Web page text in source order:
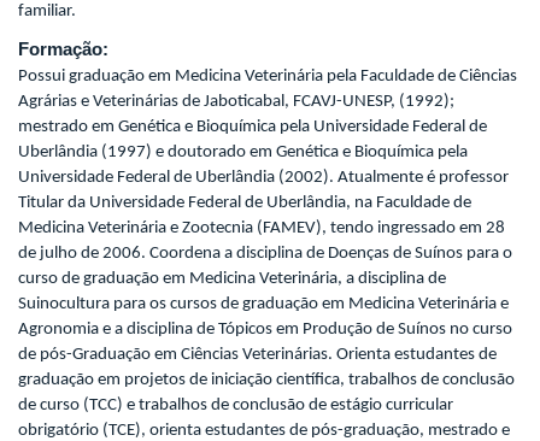
familiar.
Formação:
Possui graduação em Medicina Veterinária pela Faculdade de Ciências
Agrárias e Veterinárias de Jaboticabal, FCAVJ-UNESP, (1992);
mestrado em Genética e Bioquímica pela Universidade Federal de
Uberlândia (1997) e doutorado em Genética e Bioquímica pela
Universidade Federal de Uberlândia (2002). Atualmente é professor
Titular da Universidade Federal de Uberlândia, na Faculdade de
Medicina Veterinária e Zootecnia (FAMEV), tendo ingressado em 28
de julho de 2006. Coordena a disciplina de Doenças de Suínos para o
curso de graduação em Medicina Veterinária, a disciplina de
Suinocultura para os cursos de graduação em Medicina Veterinária e
Agronomia e a disciplina de Tópicos em Produção de Suínos no curso
de pós-Graduação em Ciências Veterinárias. Orienta estudantes de
graduação em projetos de iniciação científica, trabalhos de conclusão
de curso (TCC) e trabalhos de conclusão de estágio curricular
obrigatório (TCE), orienta estudantes de pós-graduação, mestrado e